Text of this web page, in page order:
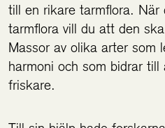
till en rikare tarmflora. När
tarmflora vill du att den
Massor av olika arter som
harmoni och som bidrar
friskare.